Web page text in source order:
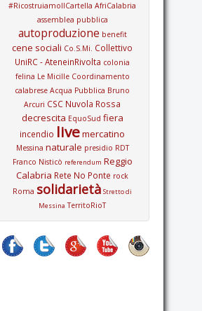
#RicostruiamoIlCartella AfriCalabria
assemblea pubblica
autoproduzione benefit
cene sociali Co.S.Mi. Collettivo
UniRC - AteneinRivolta colonia
felina Le Micille Coordinamento
calabrese Acqua Pubblica Bruno
Arcuri CSC Nuvola Rossa
decrescita EquoSud fiera
incendio livemercatino
Messina naturale presidio RDT
Franco Nisticò referendum Reggio
Calabria Rete No Ponte rock
Roma solidarietà Stretto di
Messina TerritoRioT